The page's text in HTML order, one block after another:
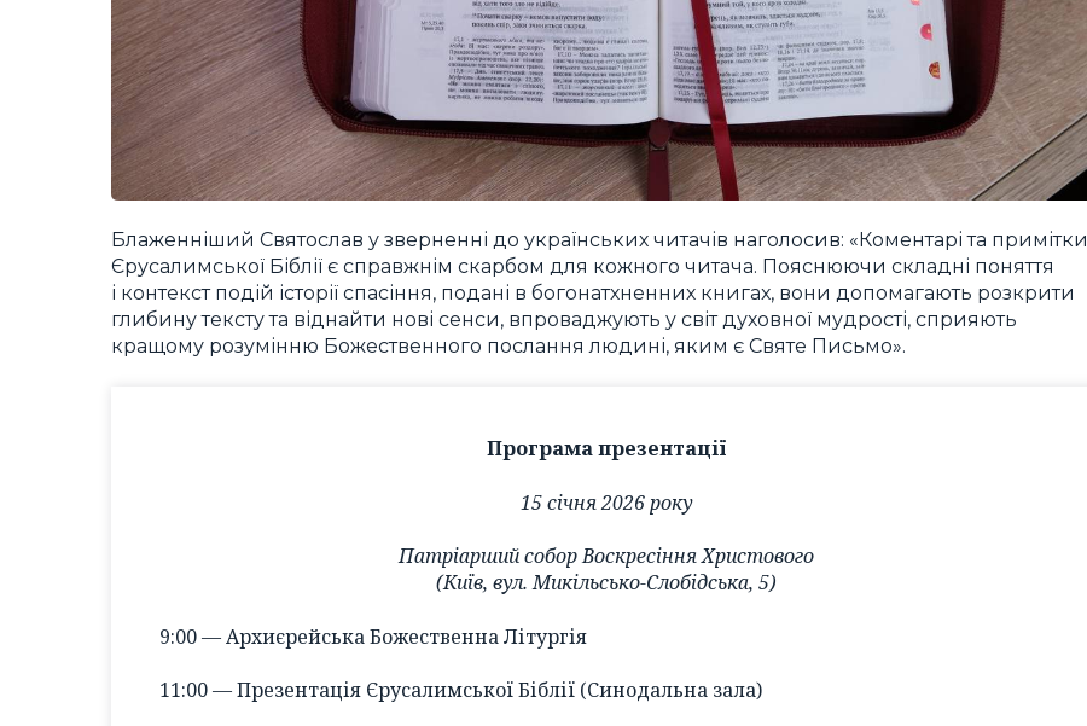
Блаженніший Святослав у зверненні до українських читачів наголосив: «Коментарі та примітки
Єрусалимської Біблії є справжнім скарбом для кожного читача. Пояснюючи складні поняття
і контекст подій історії спасіння, подані в богонатхненних книгах, вони допомагають розкрити
глибину тексту та віднайти нові сенси, впроваджують у світ духовної мудрості, сприяють
кращому розумінню Божественного послання людині, яким є Святе Письмо».
Програма презентації
15 січня 2026 року
Патріарший собор Воскресіння Христового
(Київ, вул. Микільсько-Слобідська, 5)
9:00 — Архиєрейська Божественна Літургія
11:00 — Презентація Єрусалимської Біблії (Синодальна зала)